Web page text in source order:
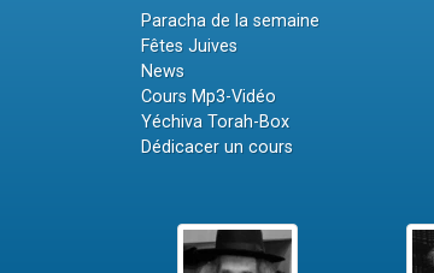
Paracha de la semaine
Fêtes Juives
News
Cours Mp3-Vidéo
Yéchiva Torah-Box
Dédicacer un cours